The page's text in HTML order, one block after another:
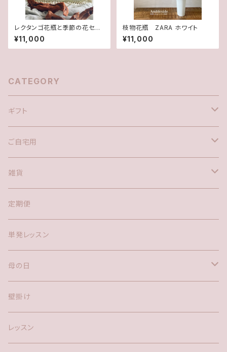
レクタンゴ花瓶と季節の花セッ
ト 送料込み
¥11,000
枝物花瓶 ZARA ホワイト
¥11,000
CATEGORY
ギフト
花束
花瓶
アレンジメント(置き型)
鉢物
お供え
お供えアレンジメント(置き型)
リース
クリスマスギフト
ご自宅用
花束
アレンジメント(置き型)
リース
雑貨
花瓶
鉢物
ハーバリウム
LEDキャンドル
ドライフラワー
定期便
単発レッスン
母の日
鉢物
アレンジメント
壁掛け
レッスン